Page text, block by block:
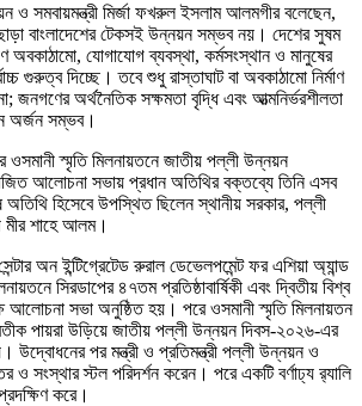
ও সমবায়মন্ত্রী মির্জা ফখরুল ইসলাম আলমগীর বলেছেন,
ছাড়া বাংলাদেশের টেকসই উন্নয়ন সম্ভব নয়। দেশের সুষম
অবকাঠামো, যোগাযোগ ব্যবস্থা, কর্মসংস্থান ও মানুষের
গুরুত্ব দিচ্ছে। তবে শুধু রাস্তাঘাট বা অবকাঠামো নির্মাণ
জনগণের অর্থনৈতিক সক্ষমতা বৃদ্ধি এবং আত্মনির্ভরশীলতা
অর্জন সম্ভব।
ওসমানী স্মৃতি মিলনায়তনে জাতীয় পল্লী উন্নয়ন
আলোচনা সভায় প্রধান অতিথির বক্তব্যে তিনি এসব
অতিথি হিসেবে উপস্থিত ছিলেন স্থানীয় সরকার, পল্লী
মীর শাহে আলম।
অন ইন্টিগ্রেটেড রুরাল ডেভেলপমেন্ট ফর এশিয়া অ্যান্ড
সিরডাপের ৪৭তম প্রতিষ্ঠাবার্ষিকী এবং দ্বিতীয় বিশ্ব
সভা অনুষ্ঠিত হয়। পরে ওসমানী স্মৃতি মিলনায়তন
পায়রা উড়িয়ে জাতীয় পল্লী উন্নয়ন দিবস-২০২৬-এর
উদ্বোধনের পর মন্ত্রী ও প্রতিমন্ত্রী পল্লী উন্নয়ন ও
ও সংস্থার স্টল পরিদর্শন করেন। পরে একটি বর্ণাঢ্য র‌্যালি
করে।